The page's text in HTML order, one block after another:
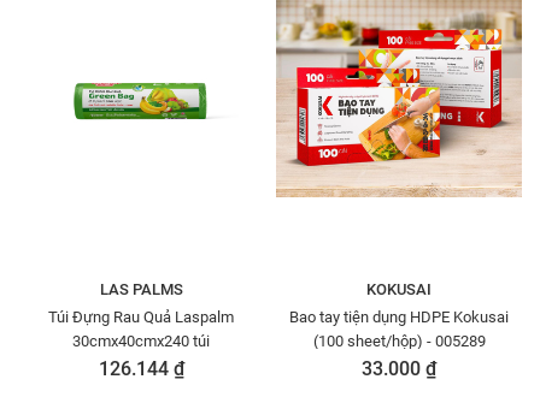
LAS PALMS
Túi Đựng Rau Quả Laspalm
30cmx40cmx240 túi
126.144 ₫
KOKUSAI
Bao tay tiện dụng HDPE Kokusai
(100 sheet/hộp) - 005289
33.000 ₫